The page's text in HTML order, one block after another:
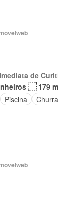
de
179
Piscina